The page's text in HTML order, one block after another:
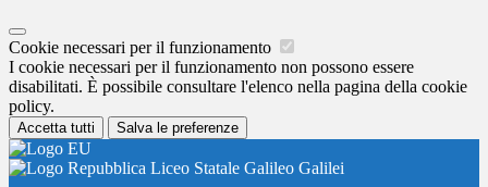
Cookie necessari per il funzionamento
I cookie necessari per il funzionamento non possono essere
disabilitati. È possibile consultare l'elenco nella pagina della cookie
policy.
Accetta tutti Salva le preferenze
Liceo Statale Galileo Galilei